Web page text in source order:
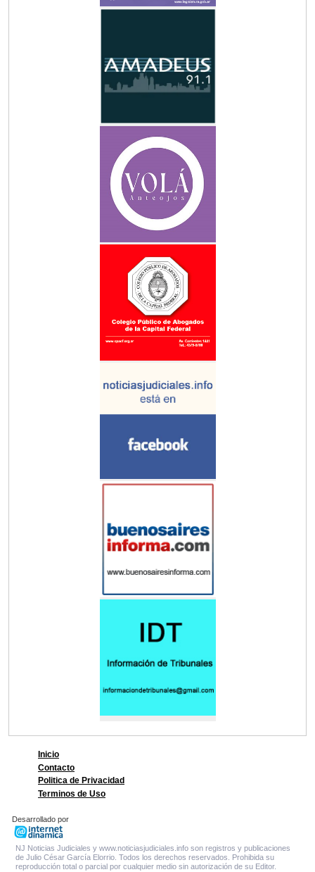
Inicio
Contacto
Politica de Privacidad
Terminos de Uso
Desarrollado por
NJ Noticias Judiciales y www.noticiasjudiciales.info son registros y publicaciones
de Julio César García Elorrio. Todos los derechos reservados. Prohibida su
reproducción total o parcial por cualquier medio sin autorización de su Editor.